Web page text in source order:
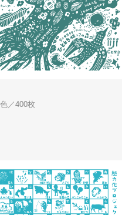
／400枚